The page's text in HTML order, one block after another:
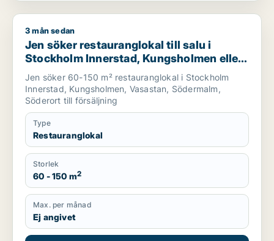
Jen söker restauranglokal till salu i Stockholm Innerstad,
3 mån sedan
Jen söker restauranglokal till salu i
Stockholm Innerstad, Kungsholmen eller
Vasastan m.fl.
Jen söker 60-150 m² restauranglokal i Stockholm
Innerstad, Kungsholmen, Vasastan, Södermalm,
Söderort till försäljning
Type
Restauranglokal
Storlek
60 - 150 m2
Max. per månad
Ej angivet